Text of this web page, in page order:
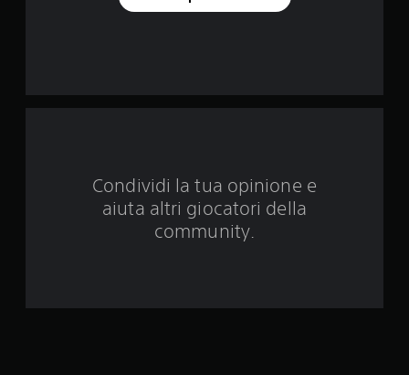
u
Condividi la tua opinione e
aiuta altri giocatori della
community.